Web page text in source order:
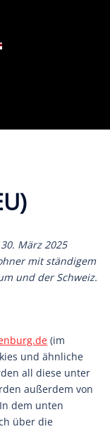
März 2025
mit ständigem
und der Schweiz.
(im
und ähnliche
all diese unter
außerdem von
dem unten
über die